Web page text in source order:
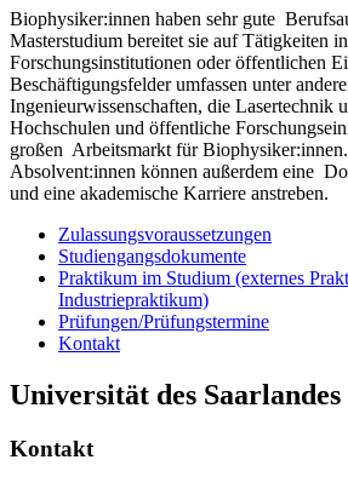
Biophysiker:innen haben sehr gute
Masterstudium bereitet sie auf Tätigkeiten
Forschungsinstitutionen oder öffentlichen
Beschäftigungsfelder umfassen unter
Ingenieurwissenschaften, die Lasertechnik
Hochschulen und öffentliche
großen Arbeitsmarkt für
Absolvent:innen können außerdem eine
und eine akademische Karriere anstreben.
Zulassungsvoraussetzungen
Studiengangsdokumente
Praktikum im Studium (externes
Industriepraktikum)
Prüfungen/Prüfungstermine
Kontakt
Universität des Saarlandes
Kontakt